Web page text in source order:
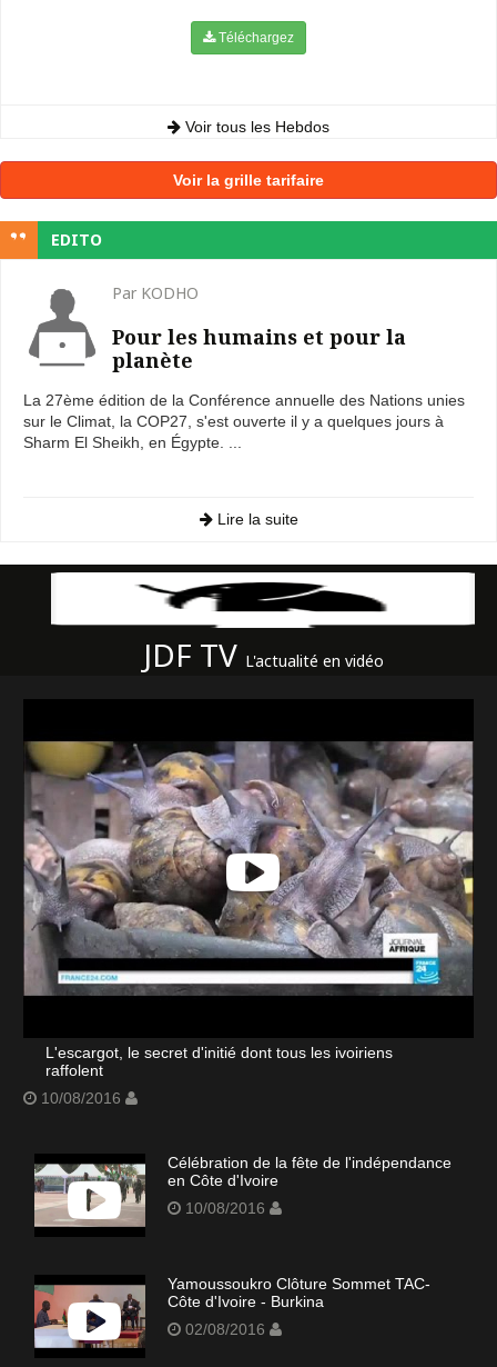
Téléchargez
Voir tous les Hebdos
Voir la grille tarifaire
EDITO
Par KODHO
Pour les humains et pour la
planète
La 27ème édition de la Conférence annuelle des Nations unies
sur le Climat, la COP27, s'est ouverte il y a quelques jours à
Sharm El Sheikh, en Égypte. ...
Lire la suite
JDF TV L'actualité en vidéo
L'escargot, le secret d'initié dont tous les ivoiriens
raffolent
10/08/2016
Célébration de la fête de l'indépendance
en Côte d'Ivoire
10/08/2016
Yamoussoukro Clôture Sommet TAC-
Côte d'Ivoire - Burkina
02/08/2016